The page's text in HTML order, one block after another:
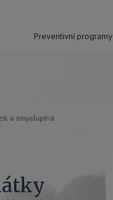
Preventivní programy
a smysluplná